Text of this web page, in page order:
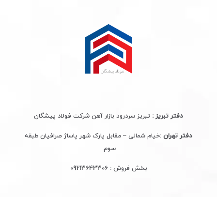
دفتر تبریز : تبریز سردرود بازار آهن شرکت فولاد پیشگان
دفتر تهران :خیام شمالی – مقابل پارک شهر پاساژ صرافیان طبقه
سوم
بخش فروش :09213643306